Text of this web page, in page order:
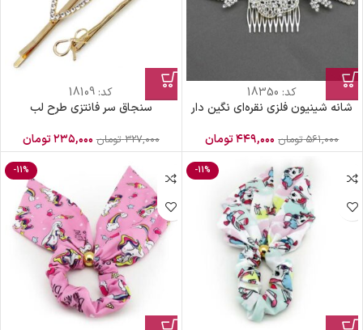
کد: 18350
شانه شینیون فلزی نقره‎‌ای نگین دار
۵۶۱,۰۰۰ تومان ۴۴۹,۰۰۰تومان
کد: 18109
سنجاق سر فانتزی طرح لب
۳۲۷,۰۰۰ تومان ۲۳۵,۰۰۰تومان
-11%
-11%